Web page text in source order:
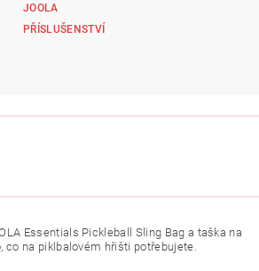
JOOLA
PŘÍSLUŠENSTVÍ
Essentials Pickleball Sling Bag a taška na
co na piklbalovém hřišti potřebujete.